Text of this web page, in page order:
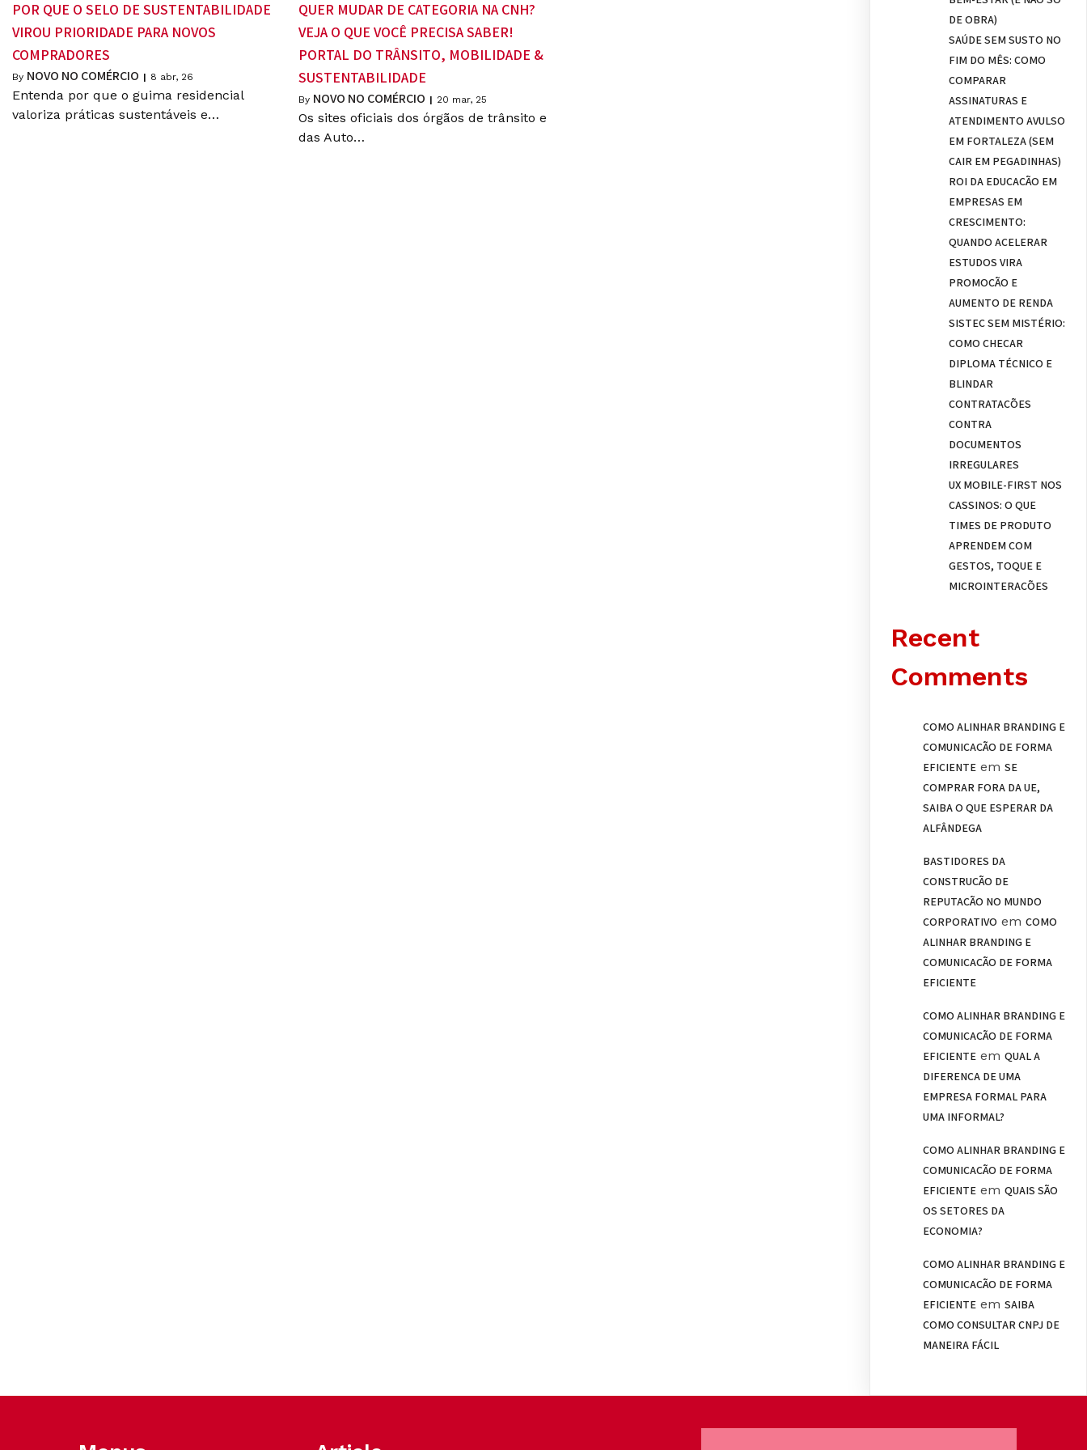
POR QUE O SELO DE SUSTENTABILIDADE
VIROU PRIORIDADE PARA NOVOS
COMPRADORES
By NOVO NO COMÉRCIO | 8 abr, 26
Entenda por que o guima residencial
valoriza práticas sustentáveis e…
QUER MUDAR DE CATEGORIA NA CNH?
VEJA O QUE VOCÊ PRECISA SABER!
PORTAL DO TRÂNSITO, MOBILIDADE &
SUSTENTABILIDADE
By NOVO NO COMÉRCIO | 20 mar, 25
Os sites oficiais dos órgãos de trânsito e
das Auto…
DE OBRA)
SAÚDE SEM SUSTO NO
FIM DO MÊS: COMO
COMPARAR
ASSINATURAS E
ATENDIMENTO AVULSO
EM FORTALEZA (SEM
CAIR EM PEGADINHAS)
ROI DA EDUCAÇÃO EM
EMPRESAS EM
CRESCIMENTO:
QUANDO ACELERAR
ESTUDOS VIRA
PROMOÇÃO E
AUMENTO DE RENDA
SISTEC SEM MISTÉRIO:
COMO CHECAR
DIPLOMA TÉCNICO E
BLINDAR
CONTRATAÇÕES
CONTRA
DOCUMENTOS
IRREGULARES
UX MOBILE-FIRST NOS
CASSINOS: O QUE
TIMES DE PRODUTO
APRENDEM COM
GESTOS, TOQUE E
MICROINTERAÇÕES
Recent
Comments
COMO ALINHAR BRANDING E
COMUNICAÇÃO DE FORMA
EFICIENTE emSE
COMPRAR FORA DA UE,
SAIBA O QUE ESPERAR DA
ALFÂNDEGA
BASTIDORES DA
CONSTRUÇÃO DE
REPUTAÇÃO NO MUNDO
CORPORATIVO emCOMO
ALINHAR BRANDING E
COMUNICAÇÃO DE FORMA
EFICIENTE
COMO ALINHAR BRANDING E
COMUNICAÇÃO DE FORMA
EFICIENTE emQUAL A
DIFERENÇA DE UMA
EMPRESA FORMAL PARA
UMA INFORMAL?
COMO ALINHAR BRANDING E
COMUNICAÇÃO DE FORMA
EFICIENTE emQUAIS SÃO
OS SETORES DA
ECONOMIA?
COMO ALINHAR BRANDING E
COMUNICAÇÃO DE FORMA
EFICIENTE emSAIBA
COMO CONSULTAR CNPJ DE
MANEIRA FÁCIL